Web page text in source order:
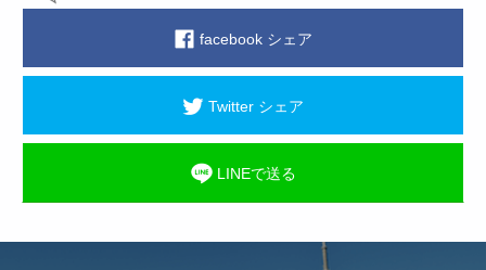
facebook シェア
Twitter シェア
LINEで送る